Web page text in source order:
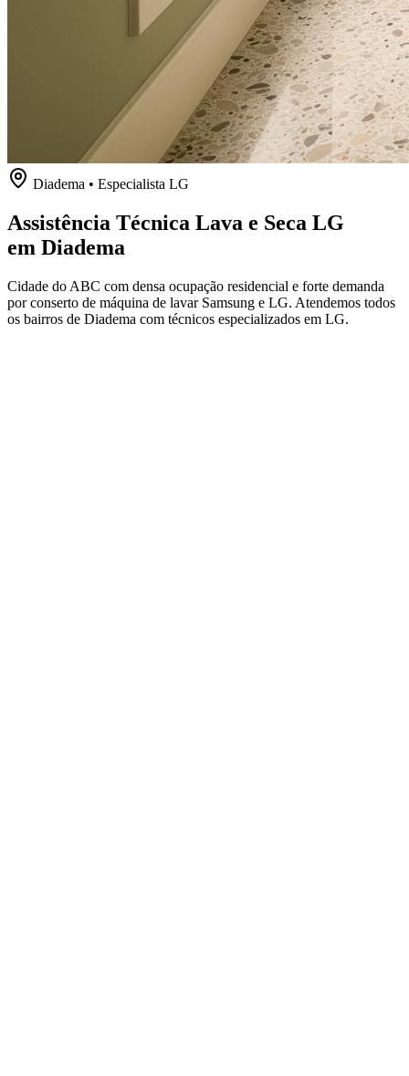
Diadema • Especialista LG
Assistência Técnica Lava e Seca LG
em Diadema
Cidade do ABC com densa ocupação residencial e forte demanda
por conserto de máquina de lavar Samsung e LG. Atendemos todos
os bairros de Diadema com técnicos especializados em LG.